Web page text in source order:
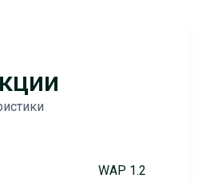
WAP 1.2